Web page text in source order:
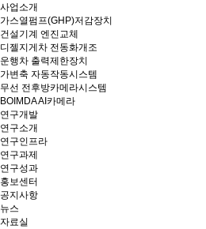
사업소개
가스열펌프(GHP)저감장치
건설기계 엔진교체
디젤지게차 전동화개조
운행차 출력제한장치
가변축 자동작동시스템
무선 전후방카메라시스템
BOIMDA AI카메라
연구개발
연구소개
연구인프라
연구과제
연구성과
홍보센터
공지사항
뉴스
자료실